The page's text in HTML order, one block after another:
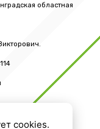
областная
cookies.